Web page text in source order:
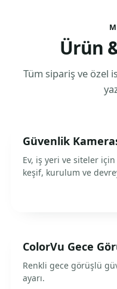
Ürün
Tüm sipariş ve özel
Güvenlik
Ev, iş yeri ve siteler
keşif, kurulum ve
ColorVu Gece
Renkli gece görüşlü
ayarı.